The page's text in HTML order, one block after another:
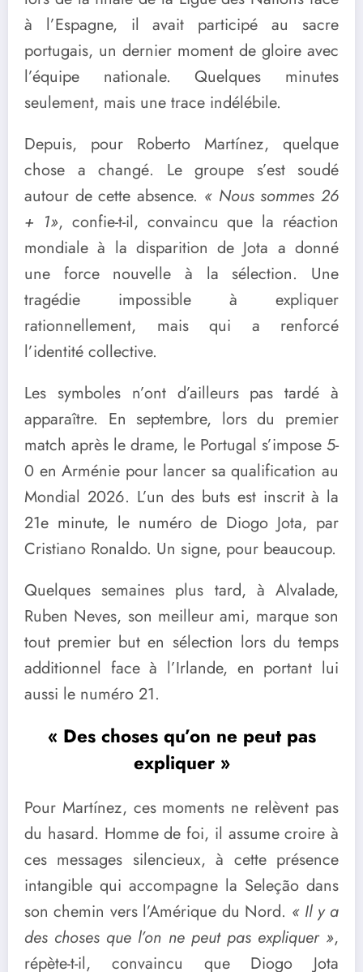
à l’Espagne, il avait participé au sacre
portugais, un dernier moment de gloire avec
l’équipe nationale. Quelques minutes
seulement, mais une trace indélébile.
Depuis, pour Roberto Martínez, quelque
chose a changé. Le groupe s’est soudé
autour de cette absence. « Nous sommes 26
+ 1», confie-t-il, convaincu que la réaction
mondiale à la disparition de Jota a donné
une force nouvelle à la sélection. Une
tragédie impossible à expliquer
rationnellement, mais qui a renforcé
l’identité collective.
Les symboles n’ont d’ailleurs pas tardé à
apparaître. En septembre, lors du premier
match après le drame, le Portugal s’impose 5-
0 en Arménie pour lancer sa qualification au
Mondial 2026. L’un des buts est inscrit à la
21e minute, le numéro de Diogo Jota, par
Cristiano Ronaldo. Un signe, pour beaucoup.
Quelques semaines plus tard, à Alvalade,
Ruben Neves, son meilleur ami, marque son
tout premier but en sélection lors du temps
additionnel face à l’Irlande, en portant lui
aussi le numéro 21.
« Des choses qu’on ne peut pas
expliquer »
Pour Martínez, ces moments ne relèvent pas
du hasard. Homme de foi, il assume croire à
ces messages silencieux, à cette présence
intangible qui accompagne la Seleção dans
son chemin vers l’Amérique du Nord. « Il y a
des choses que l’on ne peut pas expliquer »,
répète-t-il, convaincu que Diogo Jota